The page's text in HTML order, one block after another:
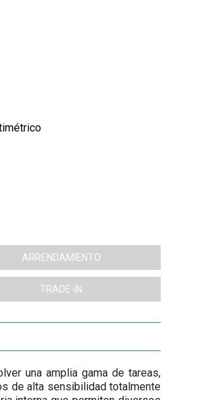
ARRENDAMIENTO
TRADE-IN
una amplia gama de tareas,
de alta sensibilidad totalmente